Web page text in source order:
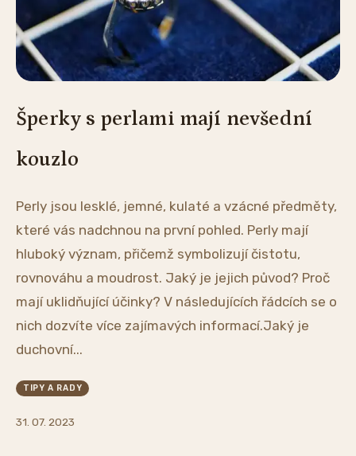
Šperky s perlami mají nevšední
kouzlo
Perly jsou lesklé, jemné, kulaté a vzácné předměty,
které vás nadchnou na první pohled. Perly mají
hluboký význam, přičemž symbolizují čistotu,
rovnováhu a moudrost. Jaký je jejich původ? Proč
mají uklidňující účinky? V následujících řádcích se o
nich dozvíte více zajímavých informací.Jaký je
duchovní...
TIPY A RADY
31. 07. 2023